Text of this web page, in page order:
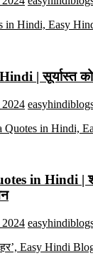
| सूर्यास्त
in Hindi |